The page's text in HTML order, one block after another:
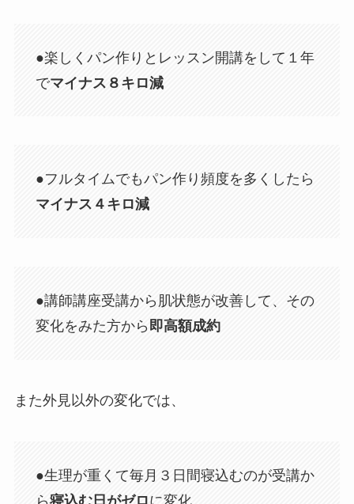
●楽しくパン作りとレッスン開講をして１年
でマイナス８キロ減
●フルタイムでもパン作り頻度を多くしたら
マイナス４キロ減
●講師講座受講から肌状態が改善して、その
変化をみた方から即高額成約
また外見以外の変化では、
●生理が重くて毎月３日間寝込むのが受講か